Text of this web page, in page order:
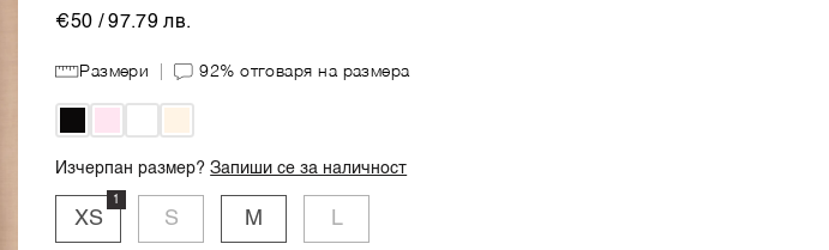
€50 / 97.79 лв.
Размери 92%отговаря на размера
Изчерпан размер?Запиши се за наличност
XS
1
S M L